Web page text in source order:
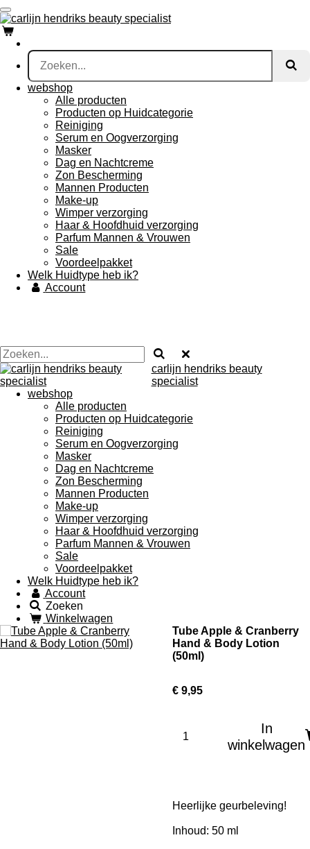
Ga
direct
naar
de
hoofdinhoud
webshop
Alle producten
Producten op Huidcategorie
Reiniging
Serum en Oogverzorging
Masker
Dag en Nachtcreme
Zon Bescherming
Mannen Producten
Make-up
Wimper verzorging
Haar & Hoofdhuid verzorging
Parfum Mannen & Vrouwen
Sale
Voordeelpakket
Welk Huidtype heb ik?
Account
carlijn hendriks beauty
specialist
webshop
Alle producten
Producten op Huidcategorie
Reiniging
Serum en Oogverzorging
Masker
Dag en Nachtcreme
Zon Bescherming
Mannen Producten
Make-up
Wimper verzorging
Haar & Hoofdhuid verzorging
Parfum Mannen & Vrouwen
Sale
Voordeelpakket
Welk Huidtype heb ik?
Account
Zoeken
Winkelwagen
Tube Apple & Cranberry
Hand & Body Lotion
(50ml)
€ 9,95
In
winkelwagen
Heerlijke geurbeleving!
Inhoud: 50 ml